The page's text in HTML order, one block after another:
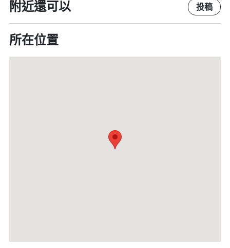
附近還可以 投稿
所在位置